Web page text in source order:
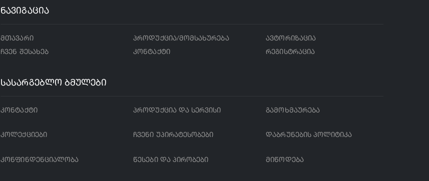
ნავიგაცია
მთავარი
ჩვენ შესახებ
პროდუქცია/მომსახურება
კონტაქტი
ავტორიზაცია
რეგისტრაცია
სასარგებლო ბმულები
კონტაქტი პროდუქცია და სერვისი გამოხმაურება
კოლექციები ჩვენი უპირატესობები დაბრუნების პოლიტიკა
კონფინდენციალობა წესები და პირობები მიწოდება